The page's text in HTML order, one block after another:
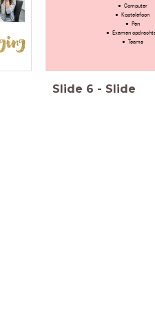
Computer
Koptelefoon
Pen
Examen
Teams
Slide 6 - Slide